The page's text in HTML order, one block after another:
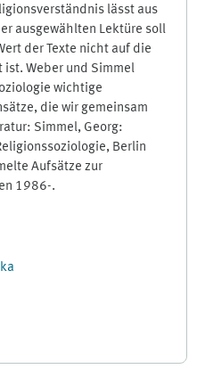
lässt aus
ausgewählten Lektüre soll
der Texte nicht auf die
Weber und Simmel
wichtige
die wir gemeinsam
Simmel, Georg:
Berlin
Aufsätze zur
1986-.